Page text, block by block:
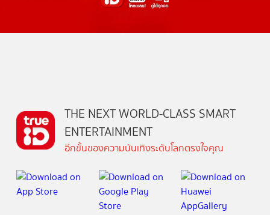
THE NEXT WORLD-CLASS SMART
ENTERTAINMENT
อีกขั้นของความบันเทิงระดับโลกตรงใจคุณ